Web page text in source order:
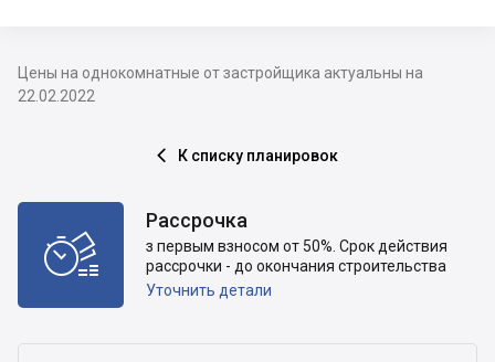
Цены на однокомнатные от застройщика актуальны на
22.02.2022
 К списку планировок

Рассрочка
з первым взносом от 50%. Срок действия
рассрочки - до окончания строительства
Уточнить детали